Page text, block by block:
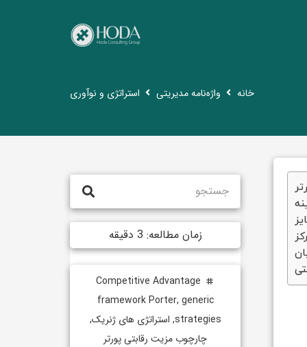
خانه واژه‌نامه مدیریتی استراتژی و نوآوری
زمان مطالعه: 3 دقیقه
tag
Competitive Advantage
framework Porter, generic
strategies
, استراتژی های ژنریک,
چارچوب مزیت رقابتی پورتر